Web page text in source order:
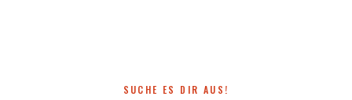
SUCHE ES DIR AUS!